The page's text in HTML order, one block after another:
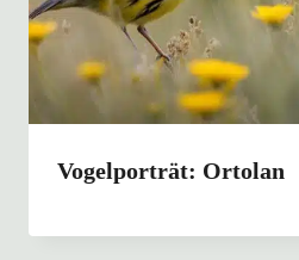
Vogelporträt: Ortolan